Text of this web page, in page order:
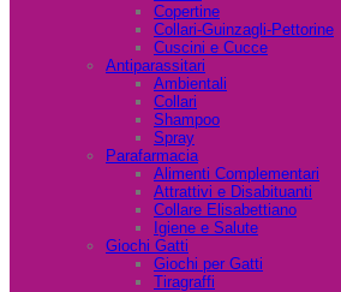
Copertine
Collari-Guinzagli-Pettorine
Cuscini e Cucce
Antiparassitari
Ambientali
Collari
Shampoo
Spray
Parafarmacia
Alimenti Complementari
Attrattivi e Disabituanti
Collare Elisabettiano
Igiene e Salute
Giochi Gatti
Giochi per Gatti
Tiragraffi